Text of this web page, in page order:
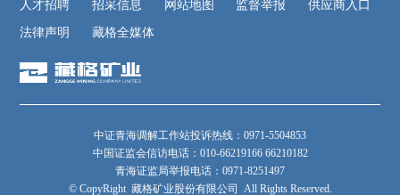
人才招聘
招采信息 网站地图 监督举报
供应商入口
法律声明
藏格全媒体
中证青海调解工作站投诉热线：0971-5504853
中国证监会信访电话：010-66219166 66210182
青海证监局举报电话：0971-8251497
© CopyRight 藏格矿业股份有限公司 All Rights Reserved.